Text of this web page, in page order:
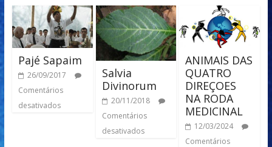
Pajé Sapaim
26/09/2017
Comentários
desativados
Salvia
Divinorum
20/11/2018
Comentários
desativados
ANIMAIS DAS
QUATRO
DIREÇOES
NA RODA
MEDICINAL
12/03/2024
Comentários